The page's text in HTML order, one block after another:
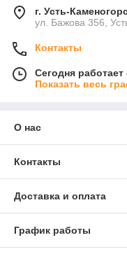
г. Усть-
ул. Бажова 356,
Контакты
Сегодня
Показать весь
О нас
Контакты
Доставка и оплата
График работы